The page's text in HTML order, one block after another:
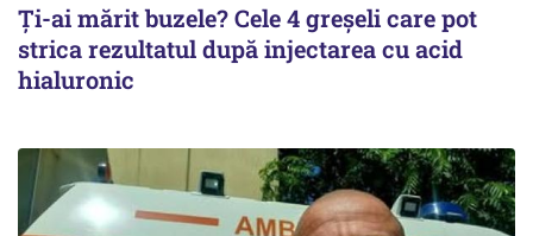
Ți-ai mărit buzele? Cele 4 greșeli care pot
strica rezultatul după injectarea cu acid
hialuronic